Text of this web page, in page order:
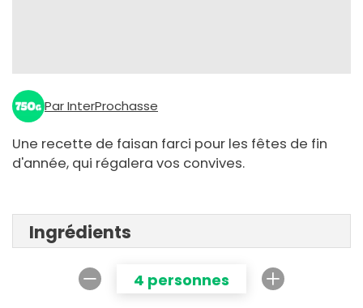
Par InterProchasse
Une recette de faisan farci pour les fêtes de fin
d'année, qui régalera vos convives.
Ingrédients
4 personnes